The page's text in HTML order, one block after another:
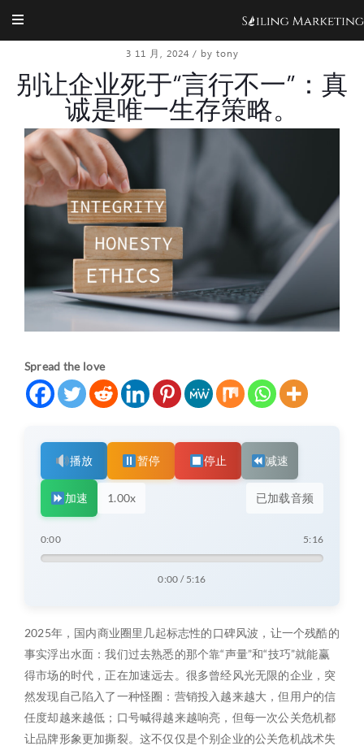
3 11 月, 2024 / by tony
别让企业死于“言行不一”：真
诚是唯一生存策略。
Spread the love
播放 暂停 停止 减速
加速 1.00x 已加载音频
0:00 5:16
0:00 / 5:16
2025年，国内商业圈里几起标志性的口碑风波，让一个残酷的
事实浮出水面：我们过去熟悉的那个靠“声量”和“技巧”就能赢
得市场的时代，正在加速远去。很多曾经风光无限的企业，突
然发现自己陷入了一种怪圈：营销投入越来越大，但用户的信
任度却越来越低；口号喊得越来越响亮，但每一次公关危机都
让品牌形象更加撕裂。这不仅仅是个别企业的公关危机战术失